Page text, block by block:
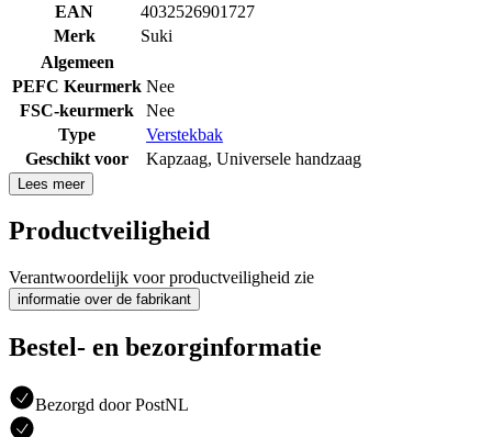
EAN
4032526901727
Merk
Suki
Algemeen
PEFC Keurmerk Nee
FSC-keurmerk
Nee
Type
Verstekbak
Geschikt voor
Kapzaag, Universele handzaag
Lees meer
Productveiligheid
Verantwoordelijk voor productveiligheid zie
informatie over de fabrikant
Bestel- en bezorginformatie
Bezorgd door PostNL